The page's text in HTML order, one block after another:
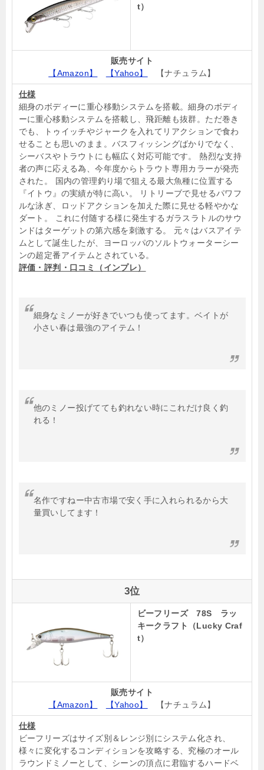
t）
販売サイト
【Amazon】
【Yahoo】 【ナチュラム】
仕様
細身のボディーに重心移動システムを搭載。細身のボディ
ーに重心移動システムを搭載し、飛距離も抜群。ただ巻き
でも、トゥイッチやジャークを入れてリアクションで食わ
せることも思いのまま。バスフィッシングばかりでなく、
シーバスやトラウトにも幅広く対応可能です。 熱烈な支持
者の声に応える為、今年度からトラウト専用カラーが発売
された。 国内の管理釣り場で狙える最大魚種に位置する
『イトウ』の実績が特に高い。 リトリーブで見せるパワフ
ルな泳ぎ、ロッドアクションを加えた際に見せる軽やかな
ダート。 これに付随する様に発生するガラスラトルのサウ
ンドはターゲットの第六感を刺激する。 元々はバスアイテ
ムとして誕生したが、ヨーロッパのソルトウォーターシー
ンの超定番アイテムとされている。
評価・評判・口コミ（インプレ）
細身なミノーが好きでいつも使ってます。ベイトが
小さい春は最強のアイテム！
他のミノー投げてても釣れない時にこれだけ良く釣
れる！
名作ですねー中古市場で安く手に入れられるから大
量買いしてます！
3位
ビーフリーズ 78S ラッ
キークラフト（Lucky Craf
t）
販売サイト
【Amazon】
【Yahoo】 【ナチュラム】
仕様
ビーフリーズはサイズ別＆レンジ別にシステム化され、
様々に変化するコンディションを攻略する、究極のオール
ラウンドミノーとして、シーンの頂点に君臨するハードベ